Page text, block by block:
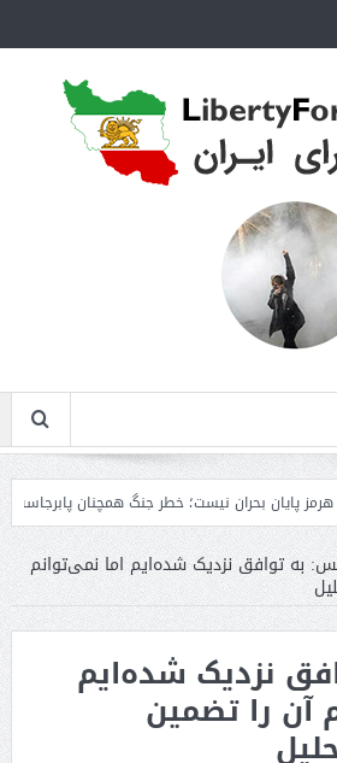
بحران نیست؛ خطر جنگ همچنان پابرجاست
به توافق نزدیک شده‌ایم اما نمی‌توانم
نزدیک شده‌ایم
آن را تضمین